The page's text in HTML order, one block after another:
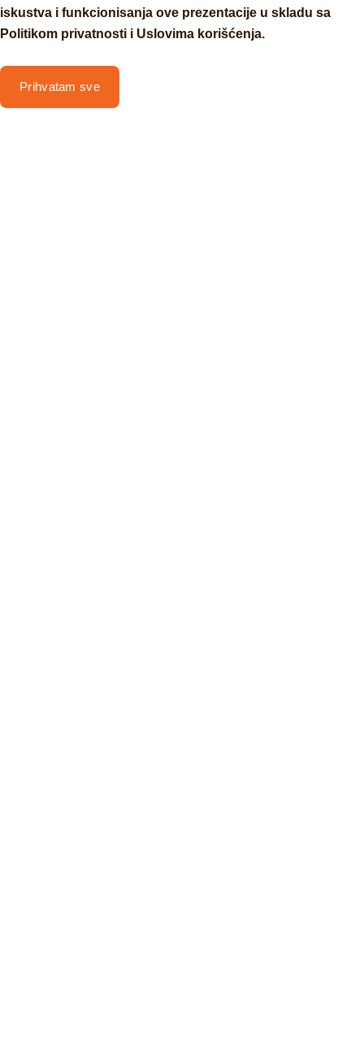
iskustva i funkcionisanja ove prezentacije u skladu sa
Politikom privatnosti i Uslovima korišćenja.
Prihvatam sve